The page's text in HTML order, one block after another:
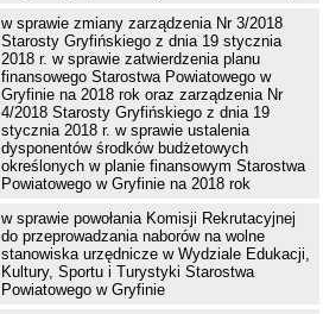
w sprawie zmiany zarządzenia Nr 3/2018
Starosty Gryfińskiego z dnia 19 stycznia
2018 r. w sprawie zatwierdzenia planu
finansowego Starostwa Powiatowego w
Gryfinie na 2018 rok oraz zarządzenia Nr
4/2018 Starosty Gryfińskiego z dnia 19
stycznia 2018 r. w sprawie ustalenia
dysponentów środków budżetowych
określonych w planie finansowym Starostwa
Powiatowego w Gryfinie na 2018 rok
w sprawie powołania Komisji Rekrutacyjnej
do przeprowadzania naborów na wolne
stanowiska urzędnicze w Wydziale Edukacji,
Kultury, Sportu i Turystyki Starostwa
Powiatowego w Gryfinie